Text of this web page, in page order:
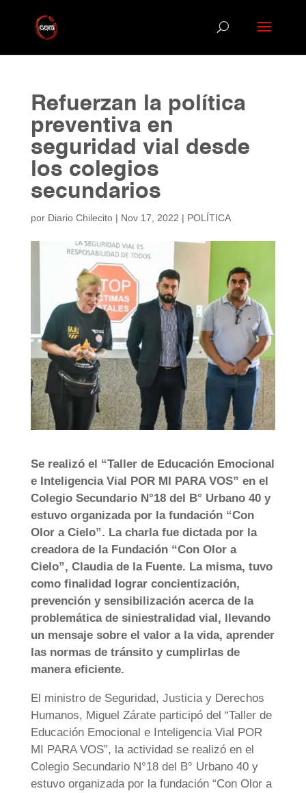
Refuerzan la política
preventiva en
seguridad vial desde
los colegios
secundarios
por Diario Chilecito| Nov 17, 2022 | POLÍTICA
Se realizó el “Taller de Educación Emocional
e Inteligencia Vial POR MI PARA VOS” en el
Colegio Secundario N°18 del B° Urbano 40 y
estuvo organizada por la fundación “Con
Olor a Cielo”. La charla fue dictada por la
creadora de la Fundación “Con Olor a
Cielo”, Claudia de la Fuente. La misma, tuvo
como finalidad lograr concientización,
prevención y sensibilización acerca de la
problemática de siniestralidad vial, llevando
un mensaje sobre el valor a la vida, aprender
las normas de tránsito y cumplirlas de
manera eficiente.
El ministro de Seguridad, Justicia y Derechos
Humanos, Miguel Zárate participó del “Taller de
Educación Emocional e Inteligencia Vial POR
MI PARA VOS”, la actividad se realizó en el
Colegio Secundario N°18 del B° Urbano 40 y
estuvo organizada por la fundación “Con Olor a